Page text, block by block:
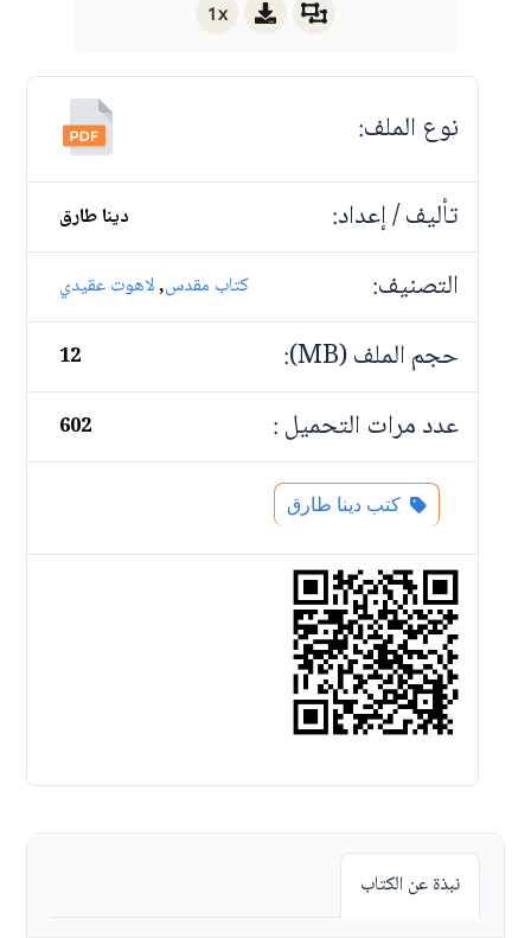
1x
نوع الملف:
تأليف / إعداد:
دينا طارق
التصنيف: كتاب مقدس,لاهوت عقيدي
حجم الملف (MB): 12
عدد مرات التحميل : 602
كتب دينا طارق
نبذة عن الكتاب